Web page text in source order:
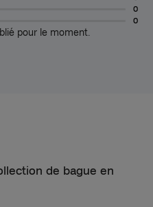
0
0
pour le moment.
de bague en